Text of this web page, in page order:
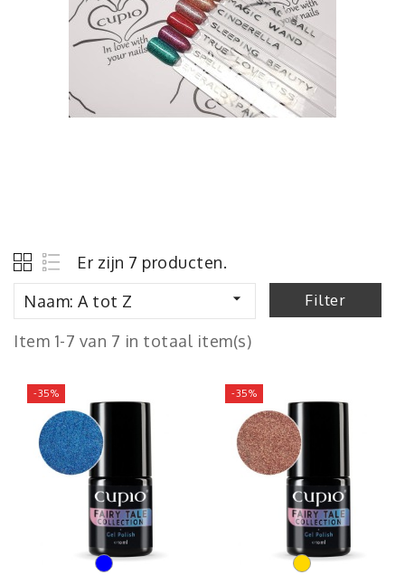
Er zijn 7 producten.
Naam: A tot Z
 Filter
Item 1-7 van 7 in totaal item(s)
-35%
Turquoise
-35%
Or